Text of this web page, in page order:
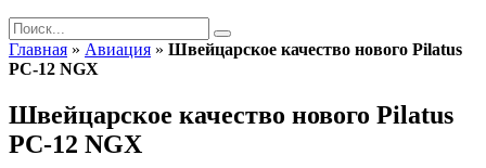
Главная » Авиация » Швейцарское качество нового Pilatus
PC-12 NGX
Швейцарское качество нового Pilatus
PC-12 NGX